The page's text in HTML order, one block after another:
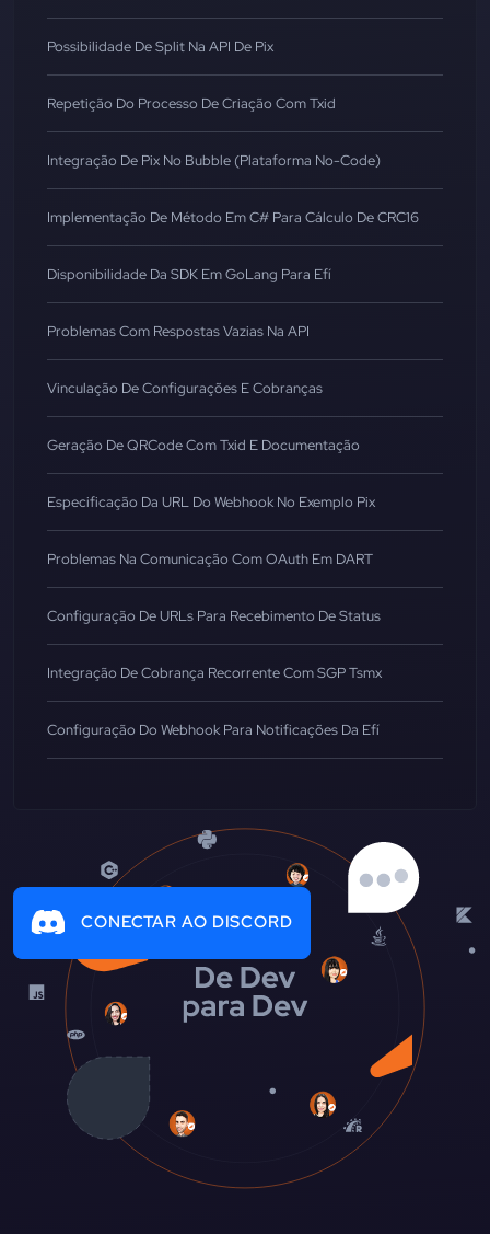
Possibilidade De Split Na API De Pix
Repetição Do Processo De Criação Com Txid
Integração De Pix No Bubble (Plataforma No-Code)
Implementação De Método Em C# Para Cálculo De CRC16
Disponibilidade Da SDK Em GoLang Para Efí
Problemas Com Respostas Vazias Na API
Vinculação De Configurações E Cobranças
Geração De QRCode Com Txid E Documentação
Especificação Da URL Do Webhook No Exemplo Pix
Problemas Na Comunicação Com OAuth Em DART
Configuração De URLs Para Recebimento De Status
Integração De Cobrança Recorrente Com SGP Tsmx
Configuração Do Webhook Para Notificações Da Efí
CONECTAR AO DISCORD